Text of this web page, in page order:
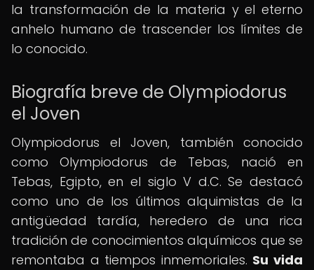
la transformación de la materia y el eterno
anhelo humano de trascender los límites de
lo conocido.
Biografía breve de Olympiodorus
el Joven
Olympiodorus el Joven, también conocido
como Olympiodorus de Tebas, nació en
Tebas, Egipto, en el siglo V d.C. Se destacó
como uno de los últimos alquimistas de la
antigüedad tardía, heredero de una rica
tradición de conocimientos alquímicos que se
remontaba a tiempos inmemoriales. Su vida